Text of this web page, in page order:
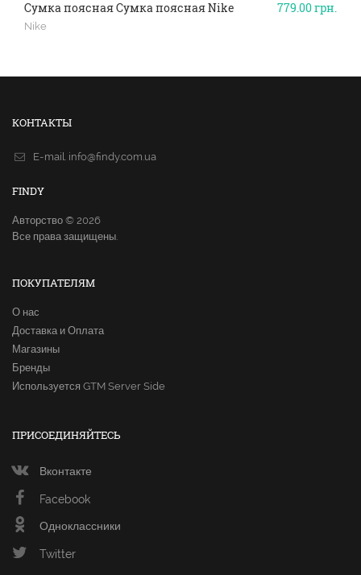
779.00грн.
Сумка поясная Сумка поясная Nike
Nike
КОНТАКТЫ
E-mail. info@findy.com.ua
FINDY
Авторство © 2026
Все права защищены.
ПОКУПАТЕЛЯМ
О нас
Доставка и Оплата
Магазины
Бренды
Используется GTM Server Side
ПРИСОЕДИНЯЙТЕСЬ
Вконтакте
Facebook
Одноклассники
Twitter